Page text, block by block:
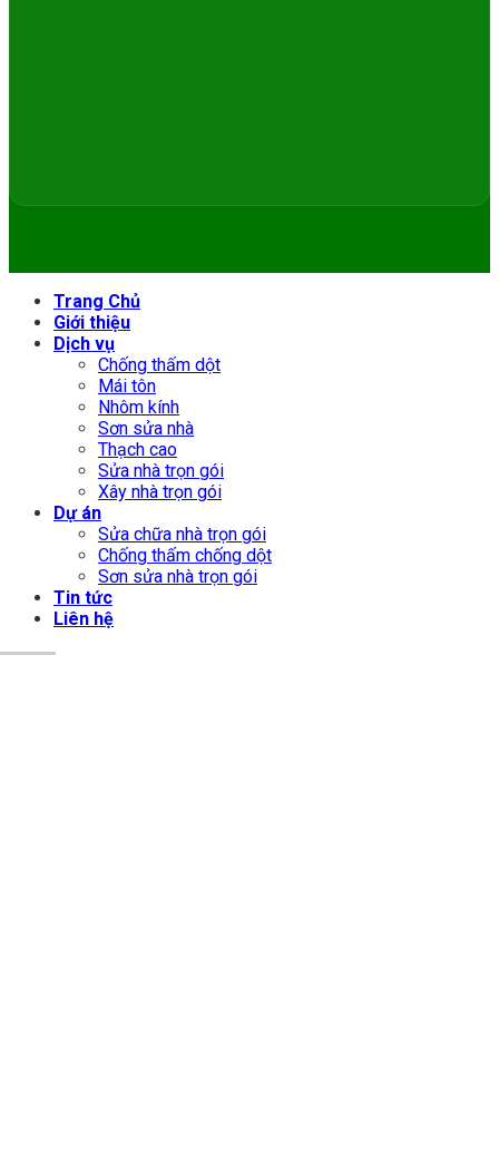
Trang Chủ
Giới thiệu
Dịch vụ
Chống thấm dột
Mái tôn
Nhôm kính
Sơn sửa nhà
Thạch cao
Sửa nhà trọn gói
Xây nhà trọn gói
Dự án
Sửa chữa nhà trọn gói
Chống thấm chống dột
Sơn sửa nhà trọn gói
Tin tức
Liên hệ